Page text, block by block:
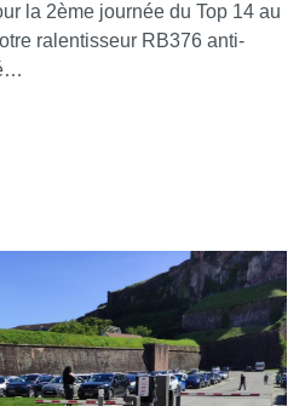
la 2ème journée du Top 14 au
ralentisseur RB376 anti-